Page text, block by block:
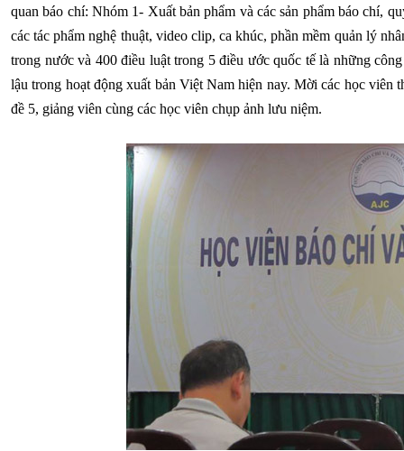
quan báo chí: Nhóm 1- Xuất bản phẩm và các sản phẩm báo chí,
các tác phẩm nghệ thuật, video clip, ca khúc, phần mềm quản lý
trong nước và 400 điều luật trong 5 điều ước quốc tế là những
lậu trong hoạt động xuất bản Việt Nam hiện nay. Mời các học viên
đề 5, giảng viên cùng các học viên chụp ảnh lưu niệm.